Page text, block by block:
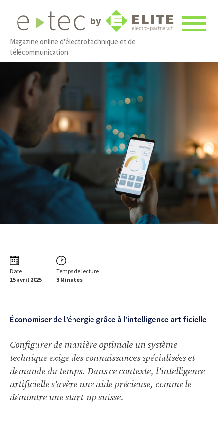
by
Magazine online d'électrotechnique et de
télécommunication
Date
15 avril 2025
Temps de lecture
3 Minutes
Économiser de l’énergie grâce à l’intelligence artificielle
Configurer de manière optimale un système
technique exige des connaissances spécialisées et
demande du temps. Dans ce contexte, l’intelligence
artificielle s’avère une aide précieuse, comme le
démontre une start-up suisse.